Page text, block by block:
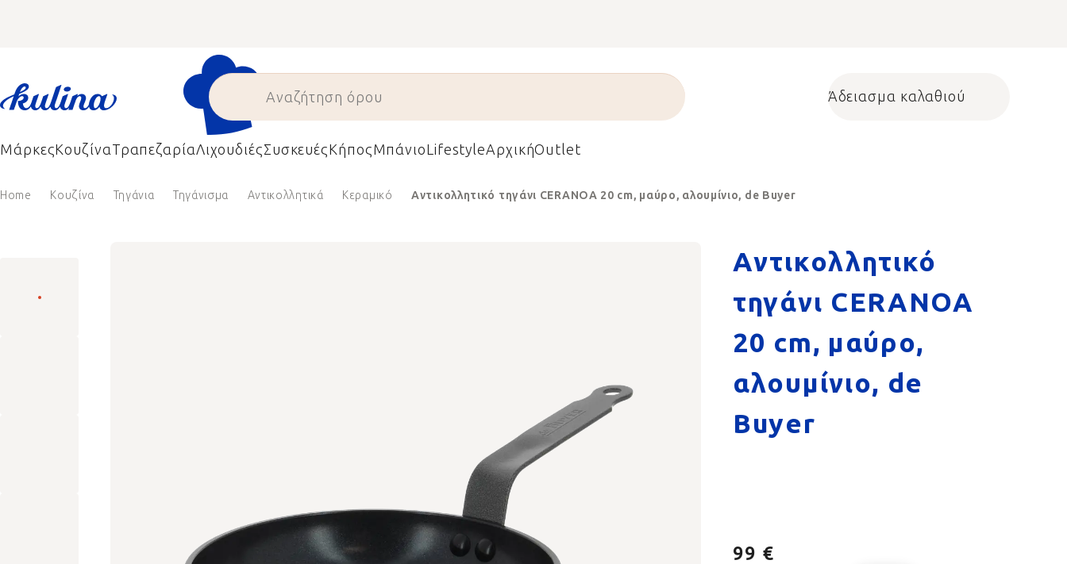
Shopping cart
Άδειασμα καλαθιού
ΜάρκεςΚουζίναΤραπεζαρίαΛιχουδιέςΣυσκευέςΚήποςΜπάνιοLifestyleΑρχικήOutlet
Home Κουζίνα Τηγάνια Τηγάνισμα Αντικολλητικά Κεραμικό Αντικολλητικό τηγάνι CERANOA 20 cm, μαύρο, αλουμίνιο, de Buyer
Αντικολλητικό
τηγάνι CERANOA
20 cm, μαύρο,
αλουμίνιο, de
Buyer
99 €